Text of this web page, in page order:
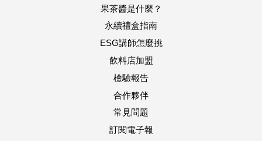
果茶醬是什麼？
永續禮盒指南
ESG講師怎麼挑
飲料店加盟
檢驗報告
合作夥伴
常見問題
訂閱電子報